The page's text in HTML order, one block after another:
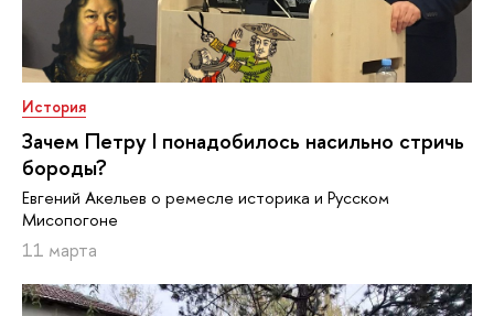
История
Зачем Петру I понадобилось насильно стричь
бороды?
Евгений Акельев о ремесле историка и Русском
Мисопогоне
11 марта